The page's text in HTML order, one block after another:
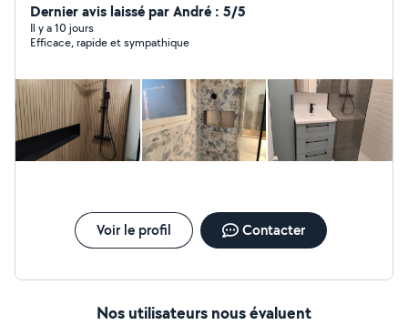
très équipé niveau matériel. -Electricité (mise aux
normes ou amélioration d'installations, travaux neufs/ de
rénovation, dépannage, changement de tableaux,
et réparation de chauffe eau électrique, travaux neufs/
de rénovation, recherche et réparation de fuites,
changement de WC, chasse d'eau, mitigeurs...) -
Rénovation appartement/maison -Démolition -
Domotique -Piscines -Débouchage de canalisations -
préférentiels sur le matériel, ce qui est un gros avantage
pour vous. Mon plus gros secteur est sous traitant en
maintenance multitechnique de gros sites sur
maintenance énergétique.
Dernier avis laissé par André : 5/5
Il y a 10 jours
Efficace, rapide et sympathique
Voir le profil Contacter
Nos utilisateurs nous évaluent